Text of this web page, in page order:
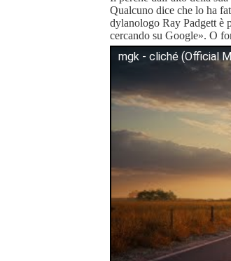
Qualcuno dice che lo ha
dylanologo Ray Padgett
cercando su Google». O
mgk - cliché (Official